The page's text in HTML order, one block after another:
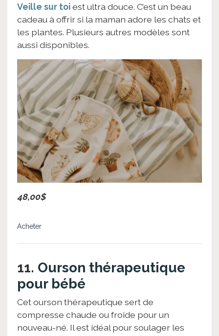
Veille sur toiest ultra douce. C’est un beau
cadeau à offrir si la maman adore les chats et
les plantes. Plusieurs autres modèles sont
aussi disponibles.
48,00$
Acheter
11. Ourson thérapeutique
pour bébé
Cet ourson thérapeutique sert de
compresse chaude ou froide pour un
nouveau-né. Il est idéal pour soulager les